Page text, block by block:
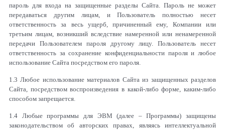
пароль для входа на защищенные разделы Сайта. Пароль не может
передаваться другим лицам, и Пользователь полностью несет
ответственность за весь ущерб, причиненный ему, Компании или
третьим лицам, возникший вследствие намеренной или ненамеренной
передачи Пользователем пароля другому лицу. Пользователь несет
ответственность за сохранение конфиденциальности пароля и любое
использование Сайта посредством его пароля.
1.3 Любое использование материалов Сайта из защищенных разделов
Сайта, посредством воспроизведения в какой-либо форме, каким-либо
способом запрещается.
1.4 Любые программы для ЭВМ (далее – Программы) защищены
законодательством об авторских правах, являясь интеллектуальной